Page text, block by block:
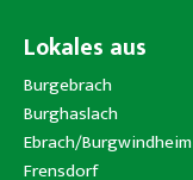
Lokales aus
Burgebrach
Burghaslach
Ebrach/Burgwindheim
Frensdorf